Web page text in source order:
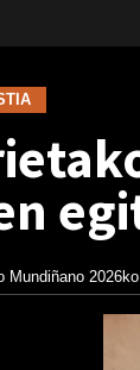
Mundiñano